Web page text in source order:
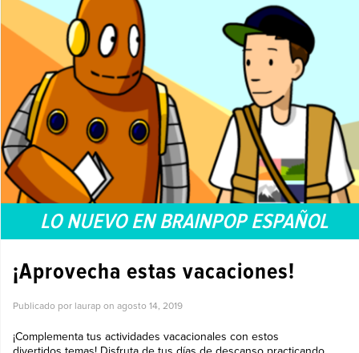
LO NUEVO EN BRAINPOP ESPAÑOL
¡Aprovecha estas vacaciones!
Publicado por laurap on agosto 14, 2019
¡Complementa tus actividades vacacionales con estos